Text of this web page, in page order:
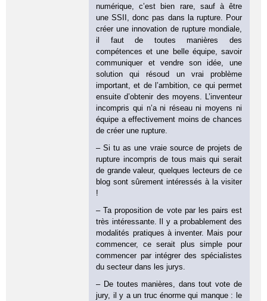
numérique, c’est bien rare, sauf à être
une SSII, donc pas dans la rupture. Pour
créer une innovation de rupture mondiale,
il faut de toutes manières des
compétences et une belle équipe, savoir
communiquer et vendre son idée, une
solution qui résoud un vrai problème
important, et de l’ambition, ce qui permet
ensuite d’obtenir des moyens. L’inventeur
incompris qui n’a ni réseau ni moyens ni
équipe a effectivement moins de chances
de créer une rupture.
– Si tu as une vraie source de projets de
rupture incompris de tous mais qui serait
de grande valeur, quelques lecteurs de ce
blog sont sûrement intéressés à la visiter
!
– Ta proposition de vote par les pairs est
très intéressante. Il y a probablement des
modalités pratiques à inventer. Mais pour
commencer, ce serait plus simple pour
commencer par intégrer des spécialistes
du secteur dans les jurys.
– De toutes manières, dans tout vote de
jury, il y a un truc énorme qui manque : le